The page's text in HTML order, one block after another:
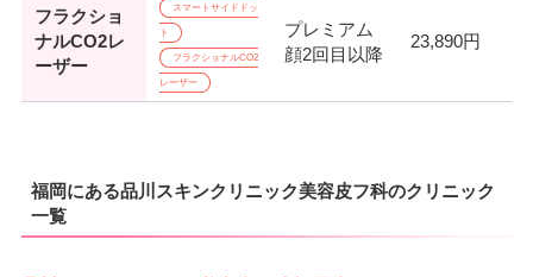
フラクショ
ナルCO2レ
ーザー
スマートサイドドッ
ト
フラクショナルCO2
レーザー
プレミアム
顔2回目以降
23,890円
福岡にある品川スキンクリニック美容皮フ科のクリニック
一覧